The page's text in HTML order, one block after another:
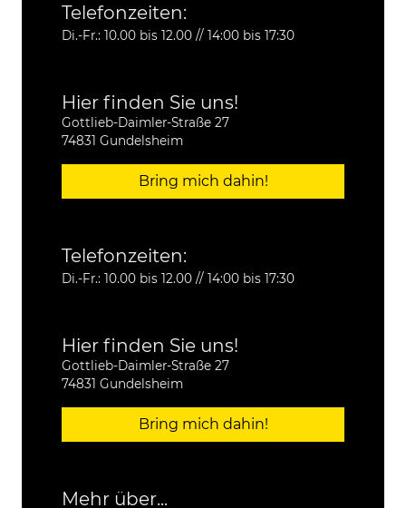
Telefonzeiten:
Di.-Fr.: 10.00 bis 12.00 // 14:00 bis 17:30
Hier finden Sie uns!
Gottlieb-Daimler-Straße 27
74831 Gundelsheim
Bring mich dahin!
Telefonzeiten:
Di.-Fr.: 10.00 bis 12.00 // 14:00 bis 17:30
Hier finden Sie uns!
Gottlieb-Daimler-Straße 27
74831 Gundelsheim
Bring mich dahin!
Mehr über...